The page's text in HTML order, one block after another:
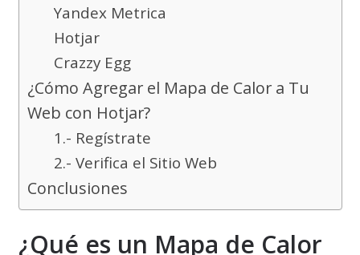
Yandex Metrica
Hotjar
Crazzy Egg
¿Cómo Agregar el Mapa de Calor a Tu
Web con Hotjar?
1.- Regístrate
2.- Verifica el Sitio Web
Conclusiones
¿Qué es un Mapa de Calor